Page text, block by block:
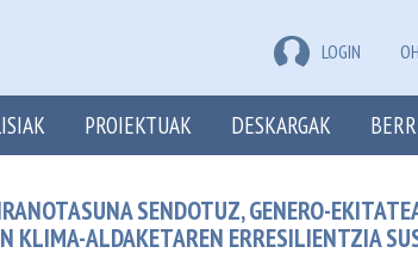
LOGIN
PROIEKTUAK DESKARGAK
SENDOTUZ, GENERO-
KLIMA-ALDAKETAREN ERRESILIENTZIA